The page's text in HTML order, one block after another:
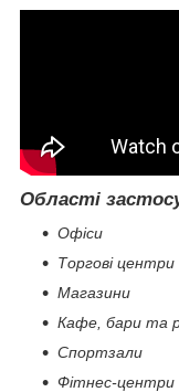
Області
Офіси
Торгові центри
Магазини
Кафе, бари та
Спортзали
Фітнес-центри